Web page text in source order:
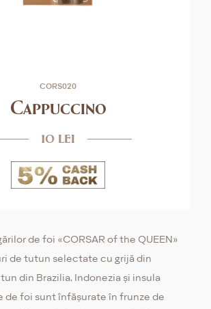
CORS020
Cappuccino
10 lei
de foi «CORSAR of the QUEEN»
de tutun selectate cu grijă din
din Brazilia, Indonezia și insula
de foi sunt înfășurate în frunze de